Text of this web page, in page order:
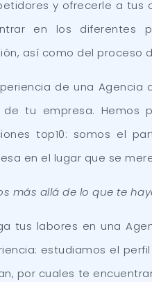
y ofrecerle a tus
en los diferentes
así como del proceso
de una Agencia
de tu empresa. Hemos
top10: somos el
en el lugar que se
más allá de lo que te
tus labores en una
estudiamos el
por cuales te